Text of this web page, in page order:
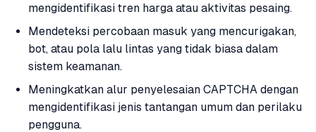
mengidentifikasi tren harga atau aktivitas pesaing.
Mendeteksi percobaan masuk yang mencurigakan,
bot, atau pola lalu lintas yang tidak biasa dalam
sistem keamanan.
Meningkatkan alur penyelesaian CAPTCHA dengan
mengidentifikasi jenis tantangan umum dan perilaku
pengguna.